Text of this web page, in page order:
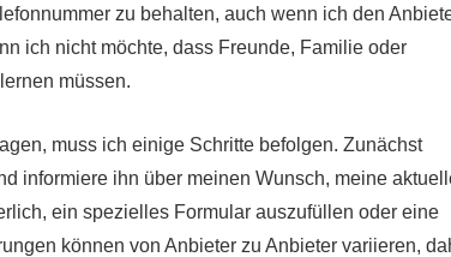
zu behalten, auch wenn ich den
ich nicht möchte, dass Freunde, Familie oder
müssen.
muss ich einige Schritte befolgen. Zunächst
informiere ihn über meinen Wunsch, meine
ein spezielles Formular auszufüllen oder eine
können von Anbieter zu Anbieter variieren,